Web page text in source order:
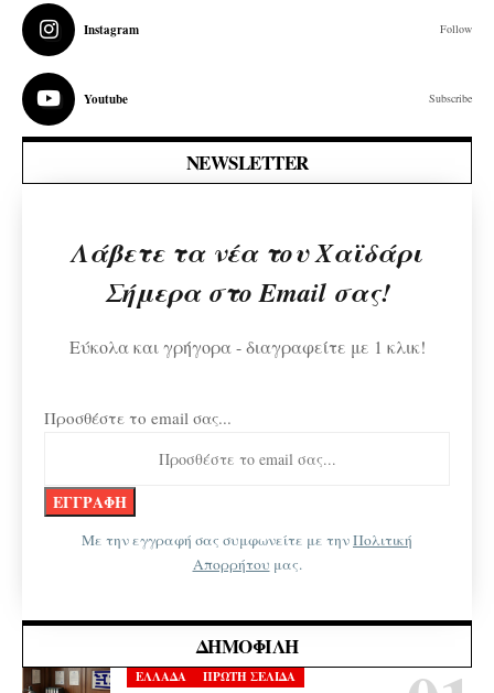
Instagram Follow
Youtube Subscribe
NEWSLETTER
Λάβετε τα νέα του Χαϊδάρι
Σήμερα στο Email σας!
Εύκολα και γρήγορα - διαγραφείτε με 1 κλικ!
Προσθέστε το email σας...
Με την εγγραφή σας συμφωνείτε με τηνΠολιτική
Απορρήτου μας.
ΔΗΜΟΦΙΛΉ
ΕΛΛΑΔΑ ΠΡΩΤΗ ΣΕΛΙΔΑ